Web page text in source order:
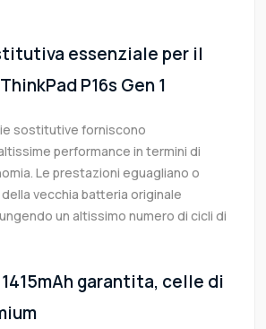
essenziale per il
P16s Gen 1
sostitutive forniscono
performance in termini di
Le prestazioni eguagliano o
vecchia batteria originale
un altissimo numero di cicli di
garantita, celle di